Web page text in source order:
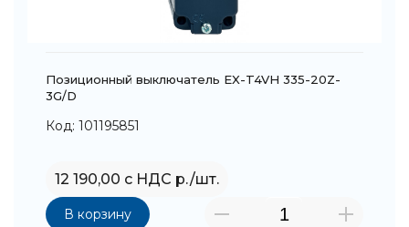
Позиционный выключатель EX-T4VH 335-20Z-
3G/D
Код: 101195851
12 190,00 с НДС р./шт.
В корзину